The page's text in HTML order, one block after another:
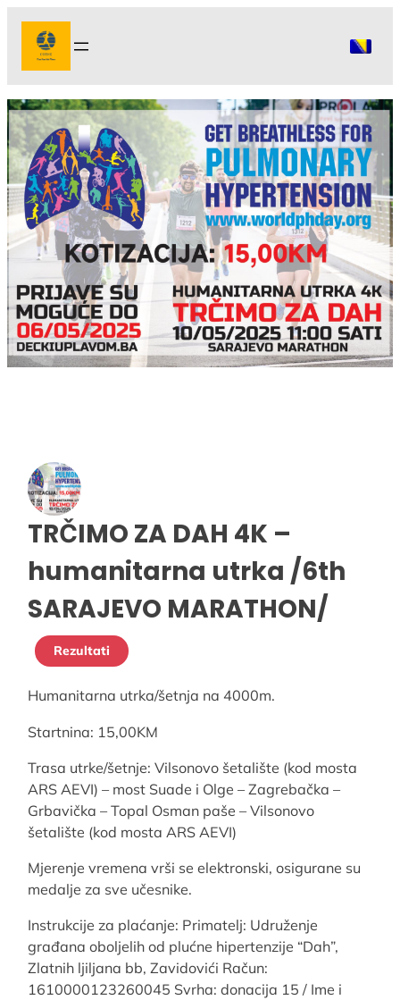
Idi
sadržaj
TRČIMO ZA DAH 4K –
humanitarna utrka /6th
SARAJEVO MARATHON/
Rezultati
Humanitarna utrka/šetnja na 4000m.
Startnina: 15,00KM
Trasa utrke/šetnje: Vilsonovo šetalište (kod mosta
ARS AEVI) – most Suade i Olge – Zagrebačka –
Grbavička – Topal Osman paše – Vilsonovo
šetalište (kod mosta ARS AEVI)
Mjerenje vremena vrši se elektronski, osigurane su
medalje za sve učesnike.
Instrukcije za plaćanje: Primatelj: Udruženje
građana oboljelih od plućne hipertenzije “Dah”,
Zlatnih ljiljana bb, Zavidovići Račun:
1610000123260045 Svrha: donacija 15 / Ime i